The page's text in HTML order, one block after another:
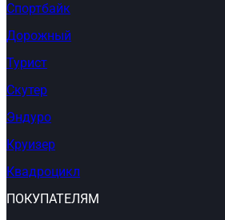
Спортбайк
Дорожный
Турист
Скутер
Эндуро
Круизер
Квадроцикл
ПОКУПАТЕЛЯМ